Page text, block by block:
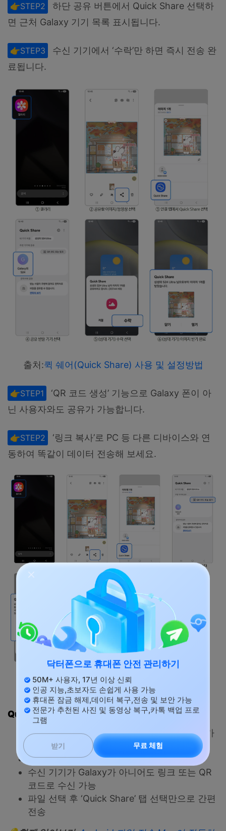
👉STEP2
하단 공유 버튼에서 Quick Share 선택하
면 근처 Galaxy 기기 목록 표시됩니다.
👉STEP3
수신 기기에서 ‘수락’만 하면 즉시 전송 완
료됩니다.
출처:퀵 쉐어(Quick Share) 사용 및 설정방법
👉STEP1
‘QR 코드 생성’ 기능으로 Galaxy 폰이 아
닌 사용자와도 공유가 가능합니다.
👉STEP2
‘링크 복사’로 PC 등 다른 디바이스와 연
동하여 똑같이 데이터 전송해 보세요.
출처:퀵 쉐어(Quick Share) 사용 및 설정방법
Quick Share주요특징
수 GB 용량의 영상도 수 초~수십 초 내 전송 가
8대까지 동시 공유 지원
수신 기기가 Galaxy가 아니어도 링크 또는 QR
코드로 수신 가능
파일 선택 후 ‘Quick Share’ 탭 선택만으로 간편
전송
닥터폰으로 휴대폰 안전 관리하기
50M+ 사용자, 17년 이상 신뢰
인공 지능,초보자도 손쉽게 사용 가능
휴대폰 잠금 해제,데이터 복구,전송 및 보안 가능
전문가 추천된 사진 및 동영상 복구,카톡 백업 프로
그램
받기 무료 체험